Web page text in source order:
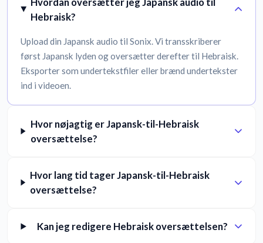
Hebraisk?
Upload din Japansk audio til Sonix. Vi transskriberer
først Japansk lyden og oversætter derefter til Hebraisk.
Eksporter som undertekstfiler eller brænd undertekster
ind i videoen.
Hvor nøjagtig er Japansk-til-Hebraisk
oversættelse?
Hvor lang tid tager Japansk-til-Hebraisk
oversættelse?
Kan jeg redigere Hebraisk oversættelsen?